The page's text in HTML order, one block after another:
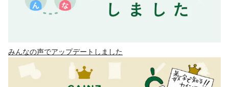
みんなの声でアップデートしました